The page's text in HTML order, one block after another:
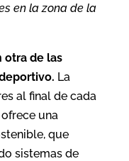
en la zona de la
otra de las
La
al final de cada
una
que
sistemas de